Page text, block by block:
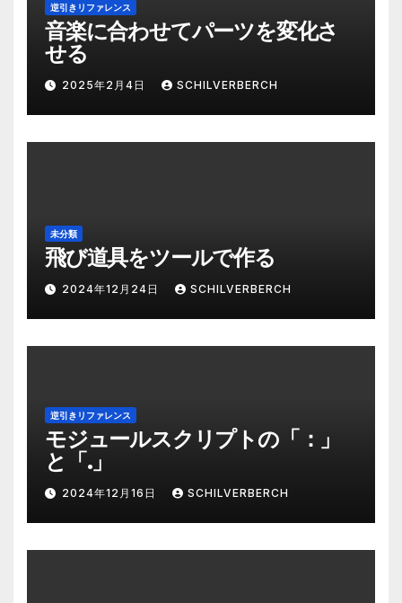
逆引きリファレンス
音楽に合わせてパーツを変化さ
せる
2025年2月4日 SCHILVERBERCH
未分類
飛び道具をツールで作る
2024年12月24日 SCHILVERBERCH
逆引きリファレンス
モジュールスクリプトの「：」
と「.」
2024年12月16日 SCHILVERBERCH